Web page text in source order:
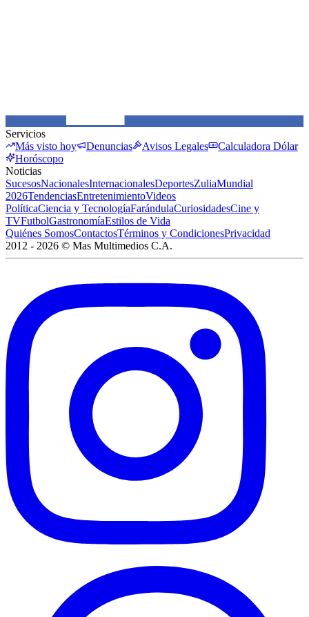
Servicios
Más visto hoy
Denuncias Avisos Legales
Calculadora Dólar
Horóscopo
Noticias
SucesosNacionalesInternacionalesDeportesZuliaMundial
2026TendenciasEntretenimientoVideos
PolíticaCiencia y TecnologíaFarándulaCuriosidadesCine y
TVFutbolGastronomíaEstilos de Vida
Quiénes SomosContactosTérminos y CondicionesPrivacidad
2012 - 2026 © Mas Multimedios C.A.